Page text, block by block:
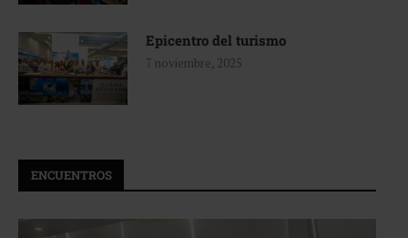
Epicentro del turismo
7 noviembre, 2025
ENCUENTROS